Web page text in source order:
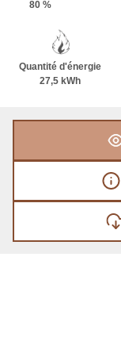
80 %
Quantité d'énergie
27,5 kWh